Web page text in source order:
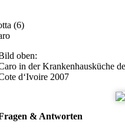
(6)
oben:
in der Krankenhausküche
d‘Ivoire 2007
& Antworten